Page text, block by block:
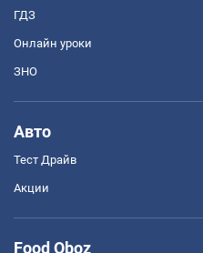
ГДЗ
Онлайн уроки
ЗНО
Авто
Тест Драйв
Акции
Food Oboz